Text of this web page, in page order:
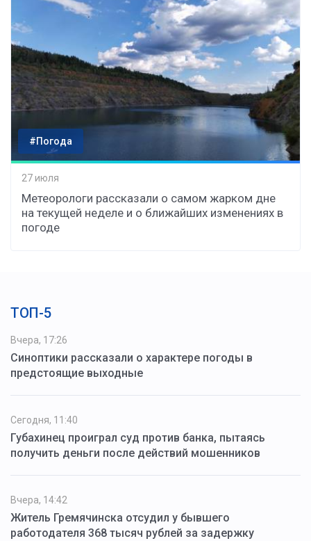
#Погода
27 июля
Метеорологи рассказали о самом жарком дне
на текущей неделе и о ближайших изменениях в
погоде
ТОП-5
Вчера, 17:26
Синоптики рассказали о характере погоды в
предстоящие выходные
Сегодня, 11:40
Губахинец проиграл суд против банка, пытаясь
получить деньги после действий мошенников
Вчера, 14:42
Житель Гремячинска отсудил у бывшего
работодателя 368 тысяч рублей за задержку